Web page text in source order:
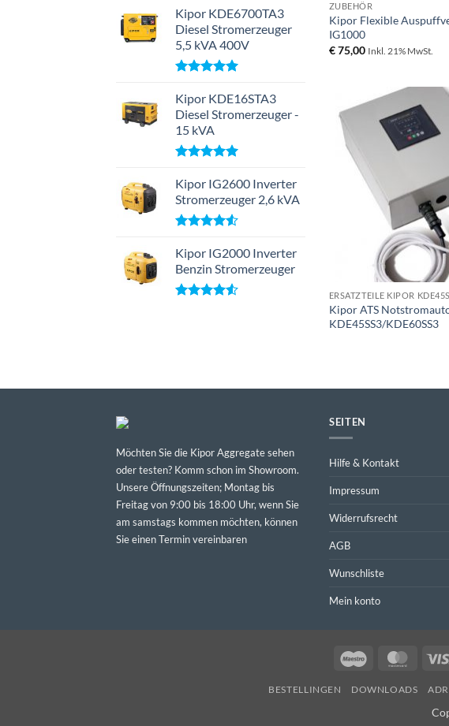
mit5.00
von 5
Kipor KDE6700TA3
Diesel Stromerzeuger
5,5 kVA 400V
mit5.00
von 5
Kipor KDE16STA3
Diesel Stromerzeuger -
15 kVA
mit5.00
von 5
Kipor IG2600 Inverter
Stromerzeuger 2,6 kVA
mit4.50
von 5
Kipor IG2000 Inverter
Benzin Stromerzeuger
ZUBEHÖR
Kipor Flexible
IG1000
€75,00 Inkl. 21% MwSt.
ERSATZTEILE KIPOR
Kipor ATS
KDE45SS3/KDE60SS3
Möchten Sie die Kipor Aggregate sehen
oder testen? Komm schon im Showroom.
Unsere Öffnungszeiten; Montag bis
Freitag von 9:00 bis 18:00 Uhr, wenn Sie
am samstags kommen möchten, können
Sie einen Termin vereinbaren
SEITEN
Hilfe & Kontakt
Impressum
Widerrufsrecht
AGB
Wunschliste
Mein konto
Maestro
BESTELLINGEN DOWNLOADS